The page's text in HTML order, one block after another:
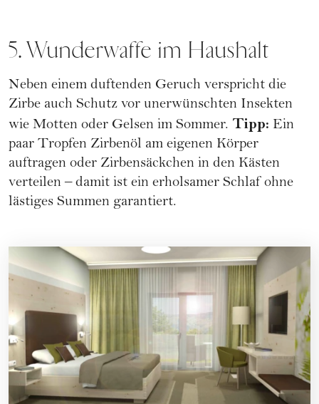
5. Wunderwaffe im Haushalt
Neben einem duftenden Geruch verspricht die
Zirbe auch Schutz vor unerwünschten Insekten
wie Motten oder Gelsen im Sommer. Tipp: Ein
paar Tropfen Zirbenöl am eigenen Körper
auftragen oder Zirbensäckchen in den Kästen
verteilen – damit ist ein erholsamer Schlaf ohne
lästiges Summen garantiert.